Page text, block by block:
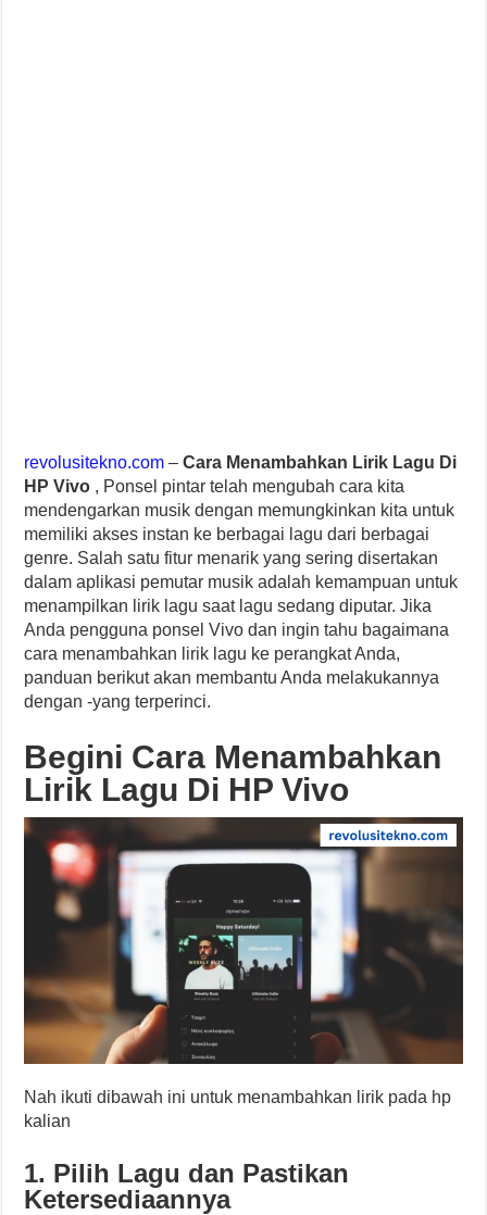
revolusitekno.com – Cara Menambahkan Lirik Lagu Di
HP Vivo , Ponsel pintar telah mengubah cara kita
mendengarkan musik dengan memungkinkan kita untuk
memiliki akses instan ke berbagai lagu dari berbagai
genre. Salah satu fitur menarik yang sering disertakan
dalam aplikasi pemutar musik adalah kemampuan untuk
menampilkan lirik lagu saat lagu sedang diputar. Jika
Anda pengguna ponsel Vivo dan ingin tahu bagaimana
cara menambahkan lirik lagu ke perangkat Anda,
panduan berikut akan membantu Anda melakukannya
dengan -yang terperinci.
Begini Cara Menambahkan
Lirik Lagu Di HP Vivo
Nah ikuti dibawah ini untuk menambahkan lirik pada hp
kalian
1. Pilih Lagu dan Pastikan
Ketersediaannya